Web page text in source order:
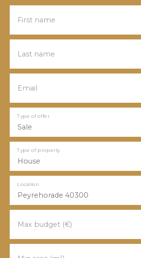
First name
Last name
Email
Sale
Type of offer
House
Type of property
Peyrehorade 40300
Location
Max budget (€)